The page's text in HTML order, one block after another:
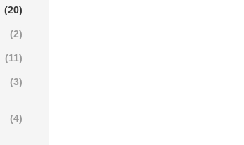
(20)
(2)
(11)
(3)
(4)